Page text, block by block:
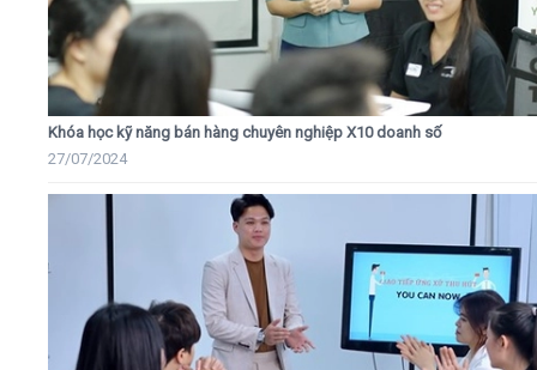
Khóa học kỹ năng bán hàng chuyên nghiệp X10 doanh số
27/07/2024